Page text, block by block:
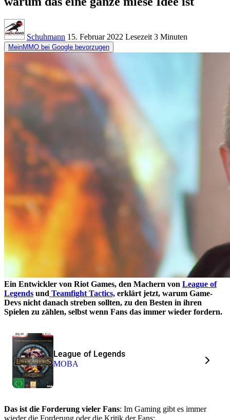
Schuhmann 15. Februar 2022 Lesezeit 3 Minuten
MeinMMO bei Google bevorzugen
Ein Entwickler von Riot Games, den Machern von League of
Legends und Teamfight Tactics, erklärt jetzt, warum Game-
Devs nicht danach streben sollten, zu den Besten in ihren
Spielen zu zählen, selbst wenn Fans das immer wieder fordern.
League of Legends
MOBA
Das ist die Forderung vieler Fans: Im Gaming gibt es immer
wieder die Forderung oder die Kritik der Fans: